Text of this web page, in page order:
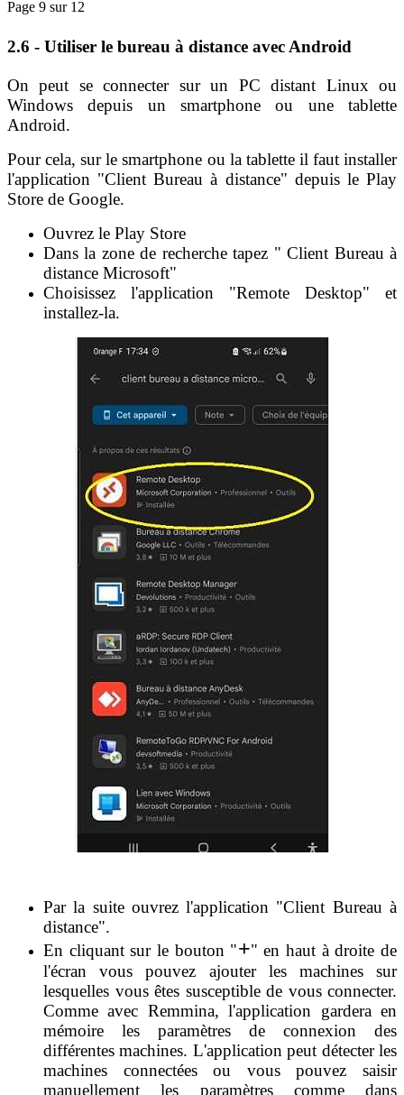
Page 9 sur 12
2.6 - Utiliser le bureau à distance avec Android
On peut se connecter sur un PC distant Linux ou
Windows depuis un smartphone ou une tablette
Android.
Pour cela, sur le smartphone ou la tablette il faut installer
l'application "Client Bureau à distance" depuis le Play
Store de Google.
Ouvrez le Play Store
Dans la zone de recherche tapez " Client Bureau à
distance Microsoft"
Choisissez l'application "Remote Desktop" et
installez-la.
Par la suite ouvrez l'application "Client Bureau à
distance".
En cliquant sur le bouton "+" en haut à droite de
l'écran vous pouvez ajouter les machines sur
lesquelles vous êtes susceptible de vous connecter.
Comme avec Remmina, l'application gardera en
mémoire les paramètres de connexion des
différentes machines. L'application peut détecter les
machines connectées ou vous pouvez saisir
manuellement les paramètres comme dans